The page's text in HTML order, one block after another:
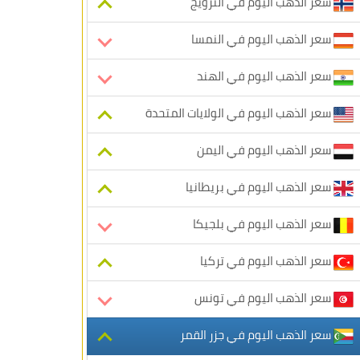
سعر الذهب اليوم في النمسا
سعر الذهب اليوم في الهند
سعر الذهب اليوم في الولايات المتحدة
سعر الذهب اليوم في اليمن
سعر الذهب اليوم في بريطانيا
سعر الذهب اليوم في بلجيكا
سعر الذهب اليوم في تركيا
سعر الذهب اليوم في تونس
سعر الذهب اليوم في جزر القمر